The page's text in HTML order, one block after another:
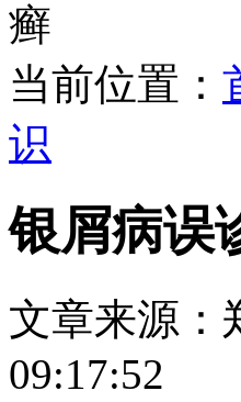
癣
当前位置：
识
银屑病误
文章来源：
09:17:52